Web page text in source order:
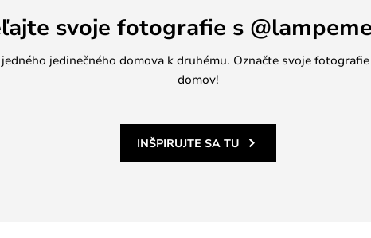
svoje fotografie s
jedinečného domova k druhému. Označte svoje
domov!
INŠPIRUJTE SA TU